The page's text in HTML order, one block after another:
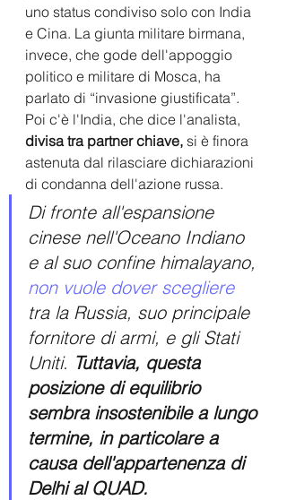
uno status condiviso solo con India
e Cina. La giunta militare birmana,
invece, che gode dell'appoggio
politico e militare di Mosca, ha
parlato di “invasione giustificata”.
Poi c'è l'India, che dice l'analista,
divisa tra partner chiave, si è finora
astenuta dal rilasciare dichiarazioni
di condanna dell'azione russa.
Di fronte all'espansione
cinese nell'Oceano Indiano
e al suo confine himalayano,
non vuole dover scegliere
tra la Russia, suo principale
fornitore di armi, e gli Stati
Uniti. Tuttavia, questa
posizione di equilibrio
sembra insostenibile a lungo
termine, in particolare a
causa dell'appartenenza di
Delhi al QUAD.